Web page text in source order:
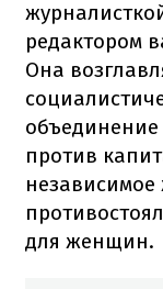
редактором
Она
против
для женщин.